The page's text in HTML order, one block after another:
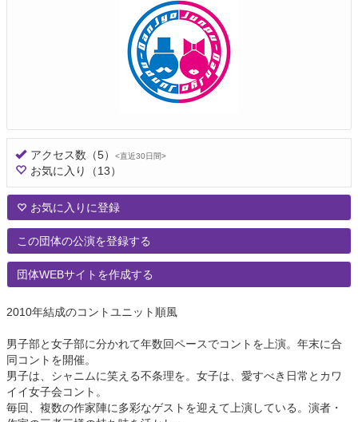
アクセス数 （5） <直近30日間>
お気に入り （13）
お気に入りに登録
この団体の公演を登録する
団体WEBサイトを作成する
2010年結成のコントユニット順風
男子部と女子部に分かれて年数回ペースでコントを上演。年末に合
同コントを開催。
男子は、シャニムに笑える不条理を。女子は、愛すべき日常とカワ
イイ女子会コント。
毎回、複数の作家陣に多彩なゲストを迎えて上演している。演者・